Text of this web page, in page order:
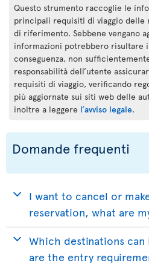
Questo strumento raccoglie le
principali requisiti di viaggio delle
di riferimento. Sebbene vengano
informazioni potrebbero risultare
conseguenza, non
responsabilità dell’utente
requisiti di viaggio, verificando
più aggiornate sui siti web delle
inoltre a leggere l’avviso legale.
Domande frequenti
I want to cancel or
reservation, what are
Which destinations
are the entry